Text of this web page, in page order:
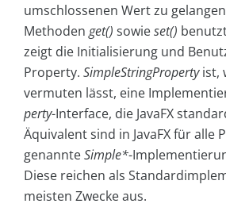
umschlossenen Wert zu
Methoden get() sowieset()
zeigt die Initialisierung und
Property. SimpleStringPropertyist,
vermuten lässt, eine
perty-Interface, die JavaFX
Äquivalent sind in JavaFX für alle
genannteSimple*-
Diese reichen als
meisten Zwecke aus.